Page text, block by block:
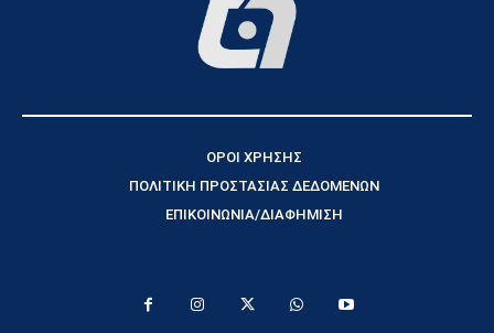
ΟΡΟΙ ΧΡΗΣΗΣ
ΠΟΛΙΤΙΚΗ ΠΡΟΣΤΑΣΙΑΣ ΔΕΔΟΜΕΝΩΝ
ΕΠΙΚΟΙΝΩΝΙΑ/ΔΙΑΦΗΜΙΣΗ